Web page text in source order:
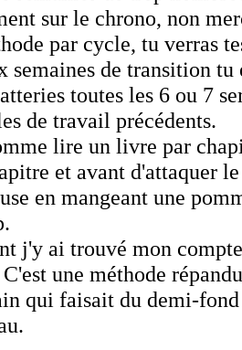
sur le chrono, non
par cycle, tu verras
semaines de transition
toutes les 6 ou 7
de travail précédents.
lire un livre par
et avant d'attaquer
en mangeant une
j'y ai trouvé mon
une méthode
qui faisait du demi-